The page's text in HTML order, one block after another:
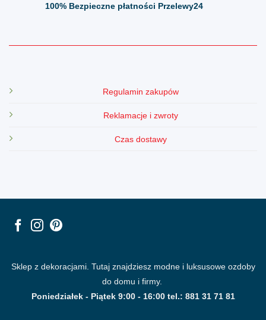
100% Bezpieczne płatności Przelewy24
Regulamin zakupów
Reklamacje i zwroty
Czas dostawy
Sklep z dekoracjami. Tutaj znajdziesz modne i luksusowe ozdoby
do domu i firmy.
Poniedziałek - Piątek 9:00 - 16:00 tel.: 881 31 71 81